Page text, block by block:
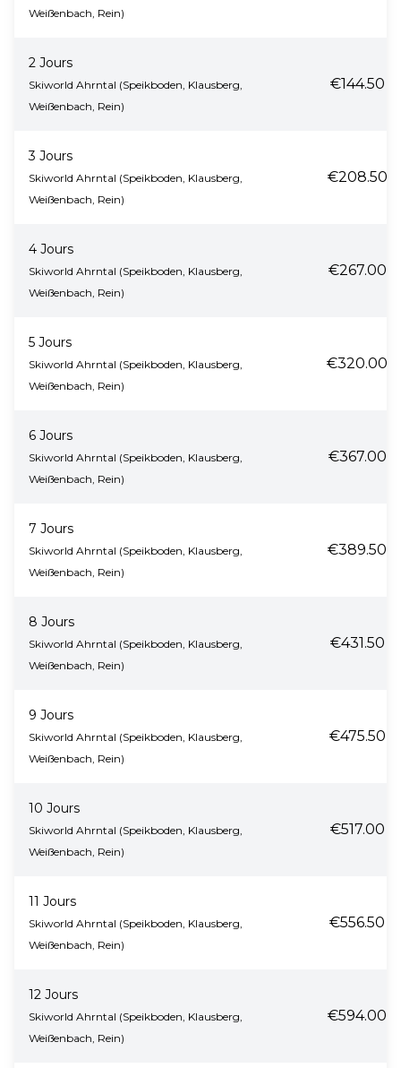
Weißenbach, Rein)
2 Jours
Skiworld Ahrntal (Speikboden, Klausberg,
Weißenbach, Rein)
€144.50
3 Jours
Skiworld Ahrntal (Speikboden, Klausberg,
Weißenbach, Rein)
€208.50
4 Jours
Skiworld Ahrntal (Speikboden, Klausberg,
Weißenbach, Rein)
€267.00
5 Jours
Skiworld Ahrntal (Speikboden, Klausberg,
Weißenbach, Rein)
€320.00
6 Jours
Skiworld Ahrntal (Speikboden, Klausberg,
Weißenbach, Rein)
€367.00
7 Jours
Skiworld Ahrntal (Speikboden, Klausberg,
Weißenbach, Rein)
€389.50
8 Jours
Skiworld Ahrntal (Speikboden, Klausberg,
Weißenbach, Rein)
€431.50
9 Jours
Skiworld Ahrntal (Speikboden, Klausberg,
Weißenbach, Rein)
€475.50
10 Jours
Skiworld Ahrntal (Speikboden, Klausberg,
Weißenbach, Rein)
€517.00
11 Jours
Skiworld Ahrntal (Speikboden, Klausberg,
Weißenbach, Rein)
€556.50
12 Jours
Skiworld Ahrntal (Speikboden, Klausberg,
Weißenbach, Rein)
€594.00